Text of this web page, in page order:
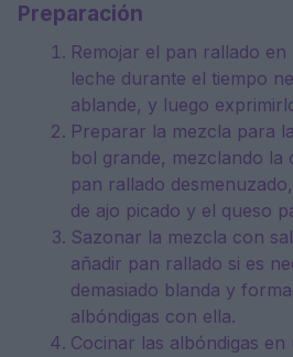
Preparación
Remojar el pan rallado
leche durante el tiempo
ablande, y luego
Preparar la mezcla para
bol grande, mezclando la
pan rallado
de ajo picado y el queso
Sazonar la mezcla con
añadir pan rallado si es
demasiado blanda y
albóndigas con ella.
Cocinar las albóndigas